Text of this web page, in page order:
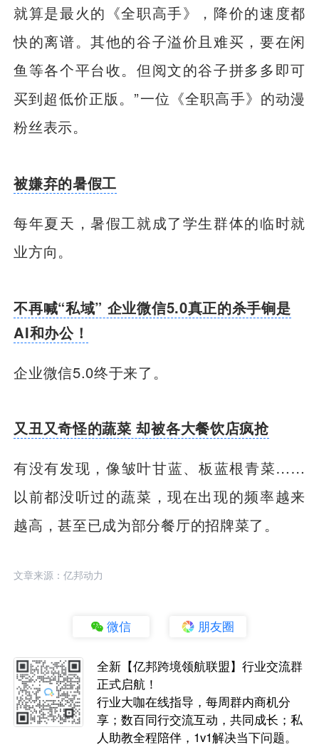
就算是最火的《全职高手》，降价的速度都
快的离谱。其他的谷子溢价且难买，要在闲
鱼等各个平台收。但阅文的谷子拼多多即可
买到超低价正版。”一位《全职高手》的动漫
粉丝表示。
被嫌弃的暑假工
每年夏天，暑假工就成了学生群体的临时就
业方向。
不再喊“私域” 企业微信5.0真正的杀手锏是
AI和办公！
企业微信5.0终于来了。
又丑又奇怪的蔬菜 却被各大餐饮店疯抢
有没有发现，像皱叶甘蓝、板蓝根青菜……
以前都没听过的蔬菜，现在出现的频率越来
越高，甚至已成为部分餐厅的招牌菜了。
文章来源：亿邦动力
微信 朋友圈
全新【亿邦跨境领航联盟】行业交流群
正式启航！
行业大咖在线指导，每周群内商机分
享；数百同行交流互动，共同成长；私
人助教全程陪伴，1v1解决当下问题。